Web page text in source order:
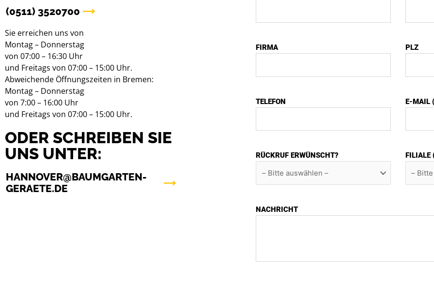
(0511) 3520700
Sie erreichen uns von
Montag – Donnerstag
von 07:00 – 16:30 Uhr
und Freitags von 07:00 – 15:00 Uhr.
Abweichende Öffnungszeiten in Bremen:
Montag – Donnerstag
von 7:00 – 16:00 Uhr
und Freitags von 07:00 – 15:00 Uhr.
ODER SCHREIBEN SIE
UNS UNTER:
HANNOVER@BAUMGARTEN-
GERAETE.DE
FIRMA PLZ
TELEFON E-MAIL
RÜCKRUF ERWÜNSCHT? FILIALE
NACHRICHT